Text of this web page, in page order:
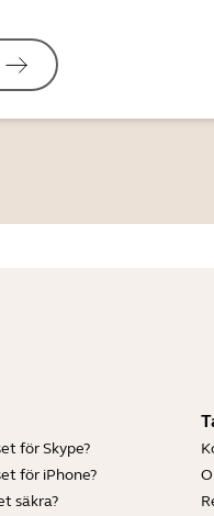
för Skype?
för iPhone?
säkra?